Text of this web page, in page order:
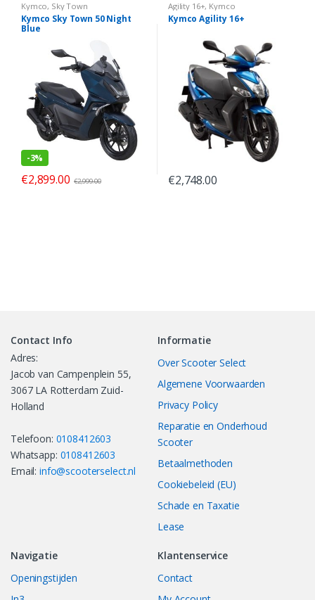
Kymco, Sky Town
Kymco Sky Town 50 Night
Blue
-3%
€2,899.00 €2,999.00
Agility 16+, Kymco
Kymco Agility 16+
€2,748.00
Contact Info
Adres:
Jacob van Campenplein 55,
3067 LA Rotterdam Zuid-
Holland
Telefoon: 0108412603
Whatsapp: 0108412603
Email:info@scooterselect.nl
Informatie
Over Scooter Select
Algemene Voorwaarden
Privacy Policy
Reparatie en Onderhoud
Scooter
Betaalmethoden
Cookiebeleid (EU)
Schade en Taxatie
Lease
Navigatie
Openingstijden
Klantenservice
Contact